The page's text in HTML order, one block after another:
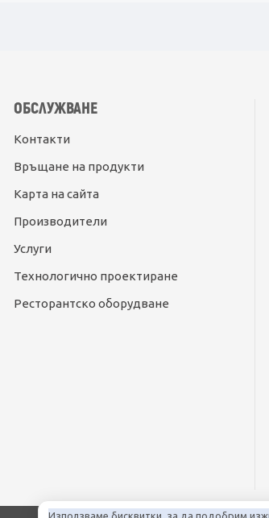
Използваме бисквитки, за да подобрим
ОБСЛУЖВАНЕ
Контакти
Връщане на продукти
Карта на сайта
Производители
Услуги
Технологично проектиране
Ресторантско оборудване